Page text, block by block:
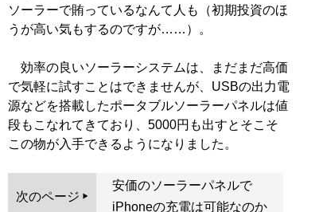
ソーラーで賄っているなんて人も（初期投資のほ
うが高い気もするのですが……）。
効率の良いソーラーシステムは、まだまだ高価
で気軽に試すことはできませんが、USBの出力電
源などを搭載したポータブルソーラーパネルは値
段もこなれてきており、5000円も出すとそこそ
この物が入手できるようになりました。
次のページ
安価のソーラーパネルで
iPhoneの充電は可能なのか